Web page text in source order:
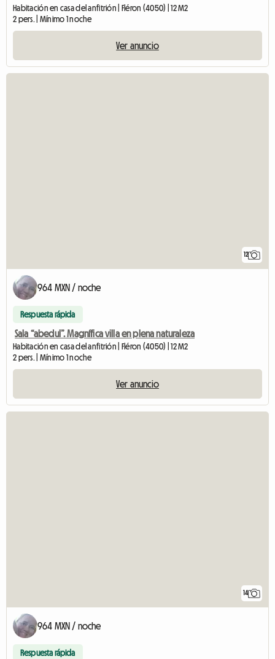
Habitación en casa del anfitrión | Fléron (4050) | 12 M2
2 pers. | Mínimo 1 noche
Ver anuncio
12
964 MXN / noche
Respuesta rápida
Sala “abedul”. Magnífica villa en plena naturaleza
Habitación en casa del anfitrión | Fléron (4050) | 12 M2
2 pers. | Mínimo 1 noche
Ver anuncio
14
964 MXN / noche
Respuesta rápida